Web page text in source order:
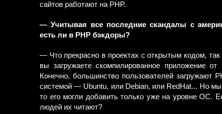
сайтов работают на PHP.
— Учитывая все последние скандалы с
есть ли в PHP бэкдоры?
— Что прекрасно в проектах с открытым кодом,
вы загружаете скомпилированное приложение
Конечно, большинство пользователей загружают
системой — Ubuntu, или Debian, или RedHat... Но мы
то его могли добавить только уже на уровне ОС.
людей их читают?